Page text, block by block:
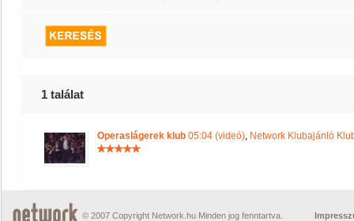
1 találat
Operaslágerek klub 05:04 (videó), Network Klubajánló
© 2007 Copyright Network.hu Minden jog fenntartva.